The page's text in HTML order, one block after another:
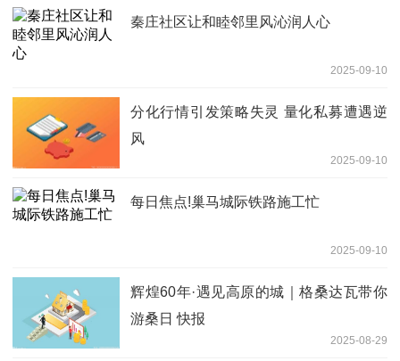
秦庄社区让和睦邻里风沁润人心
2025-09-10
分化行情引发策略失灵 量化私募遭遇逆
风
2025-09-10
每日焦点!巢马城际铁路施工忙
2025-09-10
辉煌60年·遇见高原的城｜格桑达瓦带你
游桑日 快报
2025-08-29